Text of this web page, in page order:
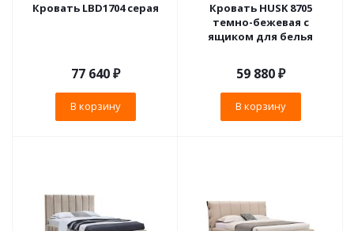
Кровать LBD1704 серая
77 640₽
В корзину
Кровать HUSK 8705
темно-бежевая с
ящиком для белья
59 880₽
В корзину